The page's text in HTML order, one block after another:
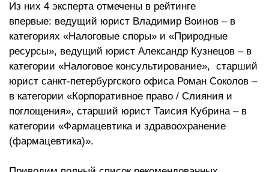
Из них 4 эксперта отмечены в рейтинге
впервые: ведущий юрист Владимир Воинов – в
категориях «Налоговые споры» и «Природные
ресурсы», ведущий юрист Александр Кузнецов – в
категории «Налоговое консультирование», старший
юрист санкт-петербургского офиса Роман Соколов –
в категории «Корпоративное право / Слияния и
поглощения», старший юрист Таисия Кубрина – в
категории «Фармацевтика и здравоохранение
(фармацевтика)».